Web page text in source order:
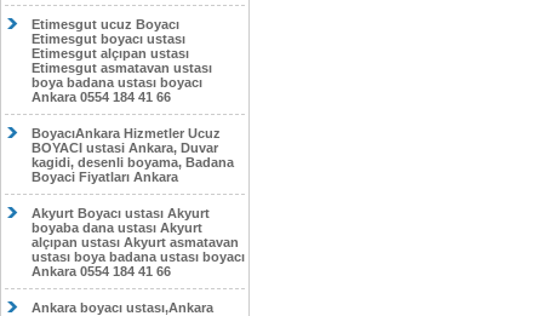
Etimesgut ucuz Boyacı
Etimesgut boyacı ustası
Etimesgut alçıpan ustası
Etimesgut asmatavan ustası
boya badana ustası boyacı
Ankara 0554 184 41 66
BoyacıAnkara Hizmetler Ucuz
BOYACI ustasi Ankara, Duvar
kagidi, desenli boyama, Badana
Boyaci Fiyatları Ankara
Akyurt Boyacı ustası Akyurt
boyaba dana ustası Akyurt
alçıpan ustası Akyurt asmatavan
ustası boya badana ustası boyacı
Ankara 0554 184 41 66
Ankara boyacı ustası,Ankara